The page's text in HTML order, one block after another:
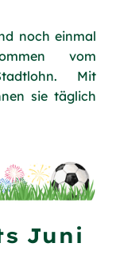
noch einmal
vom
Mit
sie täglich
Juni